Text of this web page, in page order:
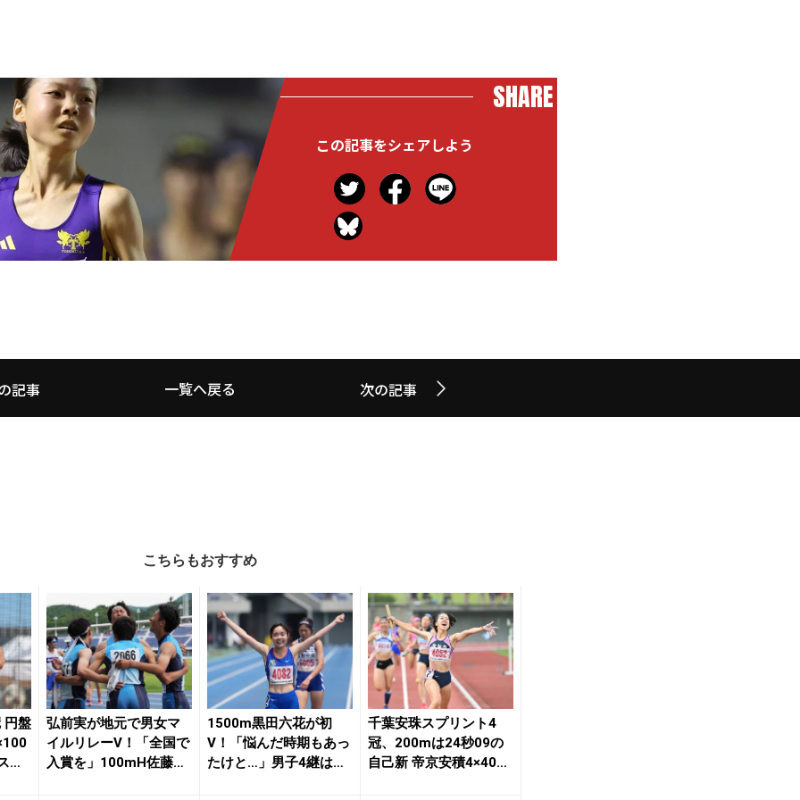
SHARE
この記事をシェアしよう
記事 一覧へ戻る 次の記事
こちらもおすすめ
円盤
弘前実が地元で男女マ
イルリレーV！「全国で
入賞を」100mH佐藤柚
1500m黒田六花が初
V！「悩んだ時期もあっ
たけと…」男子4継は東
千葉安珠スプリント4
冠、200mは24秒09の
自己新 帝京安積4×400